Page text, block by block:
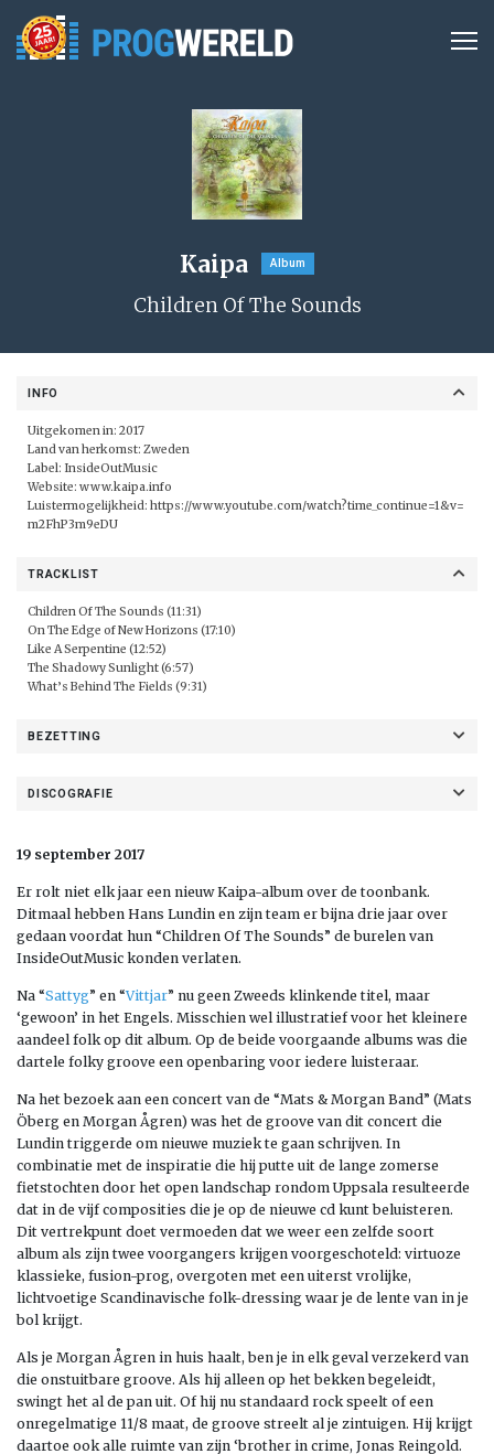
Kaipa Album
Children Of The Sounds
INFO
Uitgekomen in: 2017
Land van herkomst: Zweden
Label: InsideOutMusic
Website: www.kaipa.info
Luistermogelijkheid: https://www.youtube.com/watch?time_continue=1&v=
m2FhP3m9eDU
TRACKLIST
Children Of The Sounds (11:31)
On The Edge of New Horizons (17:10)
Like A Serpentine (12:52)
The Shadowy Sunlight (6:57)
What’s Behind The Fields (9:31)
BEZETTING
DISCOGRAFIE
19 september 2017
Er rolt niet elk jaar een nieuw Kaipa-album over de toonbank.
Ditmaal hebben Hans Lundin en zijn team er bijna drie jaar over
gedaan voordat hun “Children Of The Sounds” de burelen van
InsideOutMusic konden verlaten.
Na “Sattyg” en “Vittjar” nu geen Zweeds klinkende titel, maar
‘gewoon’ in het Engels. Misschien wel illustratief voor het kleinere
aandeel folk op dit album. Op de beide voorgaande albums was die
dartele folky groove een openbaring voor iedere luisteraar.
Na het bezoek aan een concert van de “Mats & Morgan Band” (Mats
Öberg en Morgan Ågren) was het de groove van dit concert die
Lundin triggerde om nieuwe muziek te gaan schrijven. In
combinatie met de inspiratie die hij putte uit de lange zomerse
fietstochten door het open landschap rondom Uppsala resulteerde
dat in de vijf composities die je op de nieuwe cd kunt beluisteren.
Dit vertrekpunt doet vermoeden dat we weer een zelfde soort
album als zijn twee voorgangers krijgen voorgeschoteld: virtuoze
klassieke, fusion-prog, overgoten met een uiterst vrolijke,
lichtvoetige Scandinavische folk-dressing waar je de lente van in je
bol krijgt.
Als je Morgan Ågren in huis haalt, ben je in elk geval verzekerd van
die onstuitbare groove. Als hij alleen op het bekken begeleidt,
swingt het al de pan uit. Of hij nu standaard rock speelt of een
onregelmatige 11/8 maat, de groove streelt al je zintuigen. Hij krijgt
daartoe ook alle ruimte van zijn ‘brother in crime, Jonas Reingold.